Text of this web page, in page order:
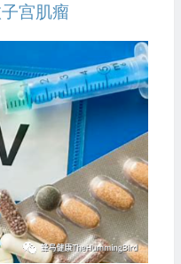
宫肌瘤